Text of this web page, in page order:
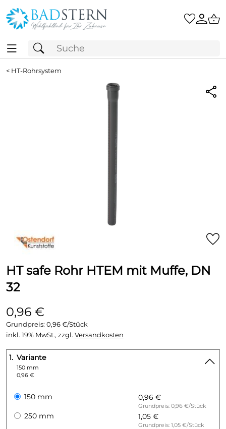
< HT-Rohrsystem
HT safe Rohr HTEM mit Muffe, DN
32
0,96 €
Grundpreis: 0,96 €/Stück
inkl. 19% MwSt., zzgl. Versandkosten
1. Variante
150 mm
0,96 €
150 mm 0,96 €
Grundpreis: 0,96 €/Stück
250 mm 1,05 €
Grundpreis: 1,05 €/Stück